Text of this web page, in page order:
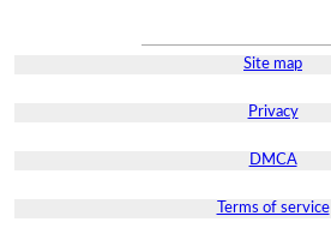
Site map
Privacy
DMCA
Terms of service